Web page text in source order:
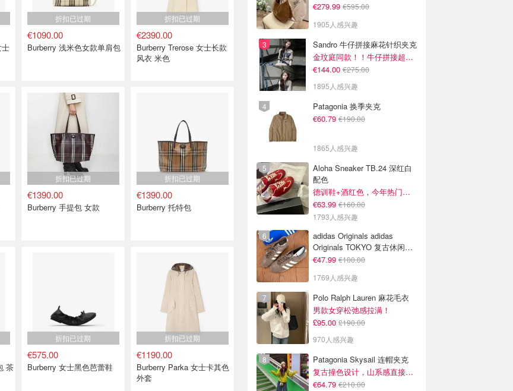
折扣已过期
€1090.00
Burberry 浅米色女款单肩包
折扣已过期
€2390.00
Burberry Trerose 女士长款
风衣 米色
折扣已过期
€1390.00
Burberry 手提包 女款
折扣已过期
€1390.00
Burberry 托特包
茶
折扣已过期
€575.00
Burberry 女士黑色芭蕾鞋
折扣已过期
€1190.00
Burberry Parka 女士卡其色
外套
€279.99 €595.00
1905人感兴趣
Sandro 牛仔拼接麻花针织夹克
金玟庭同款！！牛仔拼接超有层次感
€144.00 €275.00
1895人感兴趣
Patagonia 换季夹克
€60.79 €190.00
1865人感兴趣
Aloha Sneaker TB.24 深红白
配色
德训鞋+酒红色，今年热门组合！
€63.99 €160.00
1793人感兴趣
adidas Originals adidas
Originals TOKYO 复古休闲鞋
深棕色
€47.99 €100.00
1769人感兴趣
Polo Ralph Lauren 麻花毛衣
男款女穿松弛感拉满！
£95.00 £190.00
970人感兴趣
Patagonia Skysail 连帽夹克
复古撞色设计，山系感直接拉满
€64.79 €210.00